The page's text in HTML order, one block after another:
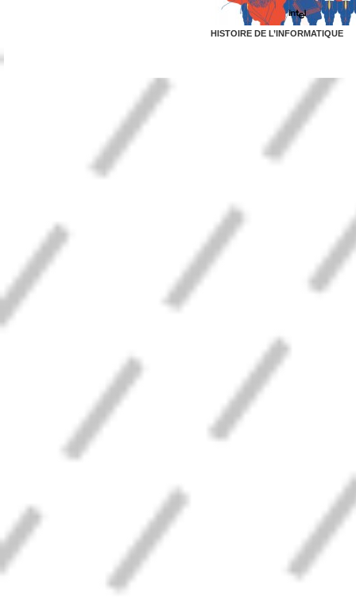
HISTOIRE DE L’INFORMATIQUE